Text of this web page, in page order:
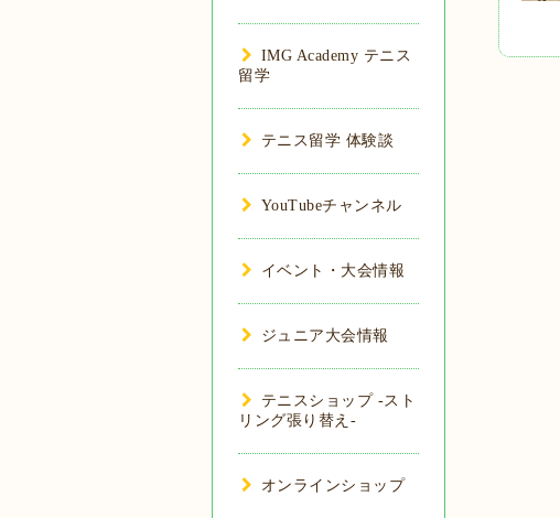
IMG Academy テニス
留学
テニス留学 体験談
YouTubeチャンネル
イベント・大会情報
ジュニア大会情報
テニスショップ -スト
リング張り替え-
オンラインショップ